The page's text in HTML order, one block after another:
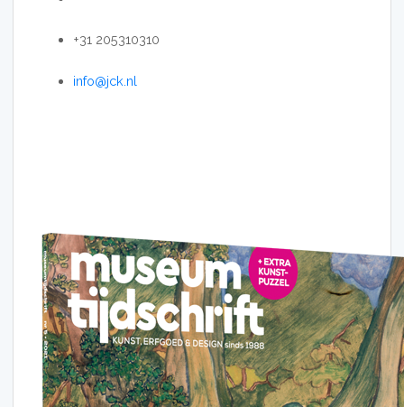
+31 205310310
info@jck.nl